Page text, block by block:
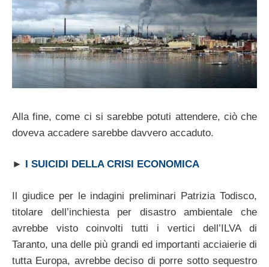
Alla fine, come ci si sarebbe potuti attendere, ciò che
doveva accadere sarebbe davvero accaduto.
► I SUICIDI DELLA CRISI ECONOMICA
Il giudice per le indagini preliminari Patrizia Todisco,
titolare dell’inchiesta per disastro ambientale che
avrebbe visto coinvolti tutti i vertici dell’ILVA di
Taranto, una delle più grandi ed importanti acciaierie di
tutta Europa, avrebbe deciso di porre sotto sequestro